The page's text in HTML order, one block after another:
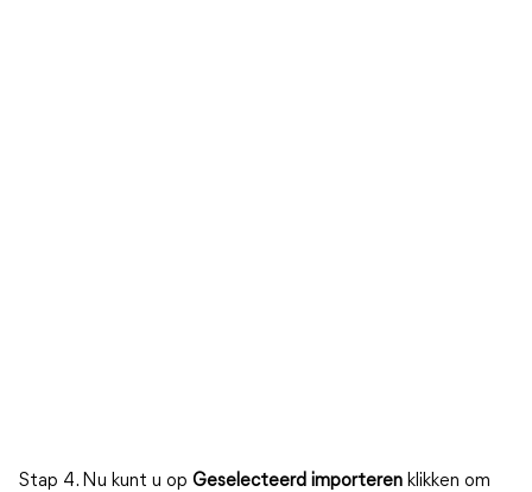
Stap 4. Nu kunt u op Geselecteerd importeren klikken om